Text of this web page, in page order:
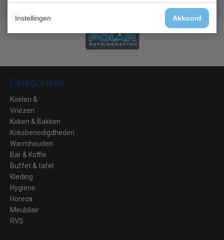
Instellingen Akkoord
Lage prijzen hoge service
Categorieën
Koelen &
Vriezen
Koken & Bakken
Koksbenodigdheden
Warmhouden
Bar & Koffie
Buffet & tafel
Kleding
Hygiene
Horeca
Meubilair
RVS